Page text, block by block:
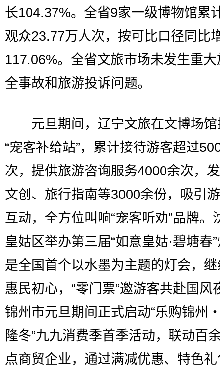
长104.37%。全省9家一级博物馆累
观众23.77万人次，按可比口径同比
117.06%。全省文旅市场未发生重
全事故和旅游投诉问题。
元旦期间，辽宁文旅在文博场馆
“宠客补给站”，累计接待游客超过
次，提供旅游咨询服务4000余次，
文创、旅行指南等3000余份，吸引
互动，全方位叫响“宠客听劝”品牌。
皇姑区举办第三届“如意皇姑·碧塘春
是全国首个以水墨为主题的灯会，
惠民初心，“零门票”邀游客共赴国风
锦州市元旦期间正式启动“乐购锦州
隆冬”九九消费季首季活动，联动百
点商贸企业，通过满减优惠、特色